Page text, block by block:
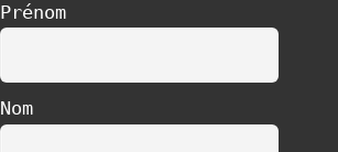
Prénom
Nom